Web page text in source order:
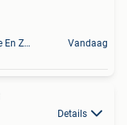
Lokeren+Deel Overmere En Zele Vandaag
Details